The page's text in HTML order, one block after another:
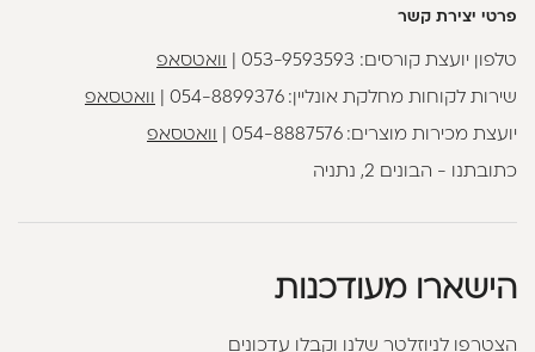
פרטי יצירת קשר
טלפון יועצת קורסים: 053-9593593 וואטסאפ
שירות לקוחות מחלקת אונליין:054-8899376 וואטסאפ
יועצת מכירות מוצרים:054-8887576 וואטסאפ
כתובתנו - הבונים 2, נתניה
הישארו מעודכנות
הצטרפו לניוזלטר שלנו וקבלו עדכונים